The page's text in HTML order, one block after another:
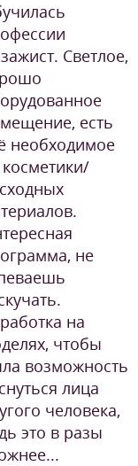
Светлое,
есть
необходимое
не
на
чтобы
возможность
лица
человека,
это в разы